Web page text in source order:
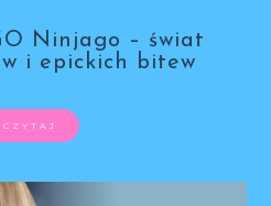
Ninjago – świat
i epickich bitew
CZYTAJ